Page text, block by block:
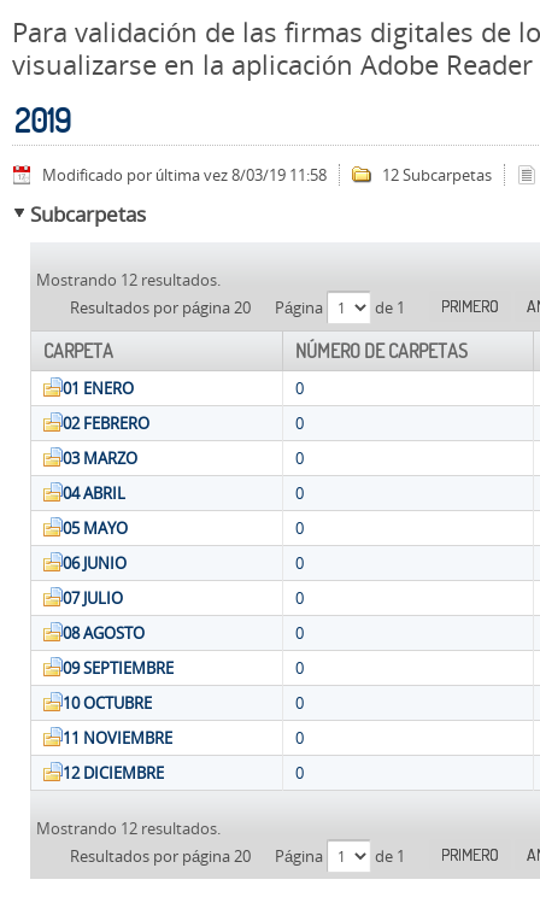
Para validación de las firmas digitales de
visualizarse en la aplicación Adobe Reader
2019
Modificado por última vez 8/03/19 11:58 12 Subcarpetas
Subcarpetas
Mostrando 12 resultados.
Resultados por página 20
Página de 1 PRIMERO
CARPETA NÚMERO DE CARPETAS
01 ENERO
0
02 FEBRERO
0
03 MARZO
0
04 ABRIL
0
05 MAYO
0
06 JUNIO
0
07 JULIO
0
08 AGOSTO
0
09 SEPTIEMBRE
0
10 OCTUBRE
0
11 NOVIEMBRE
0
12 DICIEMBRE
0
Mostrando 12 resultados.
Resultados por página 20
Página de 1 PRIMERO